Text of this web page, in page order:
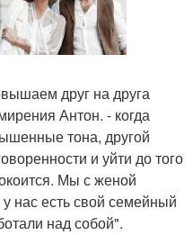
друг на друга
Антон. - когда
тона, другой
и уйти до того
Мы с женой
нас есть свой семейный
над собой".